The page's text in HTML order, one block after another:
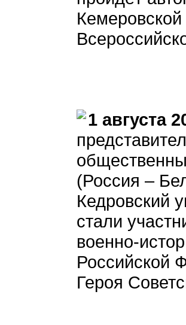
1 августа
(Россия –
Кедровский
стали
военно-
Российской
Героя